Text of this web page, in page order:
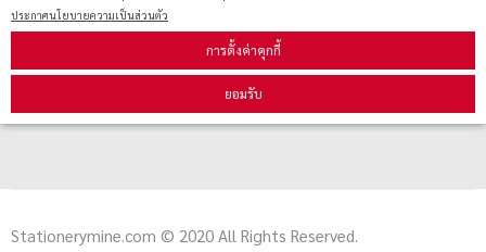
ประกาศนโยบายความเป็นส่วนตัว
การตั้งค่าคุกกี้
ยอมรับ
สมัครรับข่าวสาร
รับข่าวสาร
Stationerymine.com © 2020 All Rights Reserved.